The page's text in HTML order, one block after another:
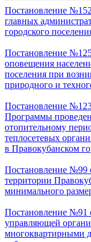
Постановление
главных
городского
Постановление
оповещения
поселения при
природного и
Постановление
Программы
отопительному
теплосетевых
в Правокубанском
Постановление №99
территории
минимального
Постановление №91
управляющей
многоквартирными